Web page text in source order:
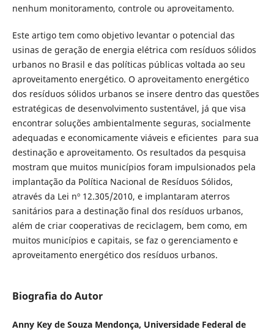
nenhum monitoramento, controle ou aproveitamento.
Este artigo tem como objetivo levantar o potencial das
usinas de geração de energia elétrica com resíduos sólidos
urbanos no Brasil e das políticas públicas voltada ao seu
aproveitamento energético. O aproveitamento energético
dos resíduos sólidos urbanos se insere dentro das questões
estratégicas de desenvolvimento sustentável, já que visa
encontrar soluções ambientalmente seguras, socialmente
adequadas e economicamente viáveis e eficientes para sua
destinação e aproveitamento. Os resultados da pesquisa
mostram que muitos municípios foram impulsionados pela
implantação da Política Nacional de Resíduos Sólidos,
através da Lei nº 12.305/2010, e implantaram aterros
sanitários para a destinação final dos resíduos urbanos,
além de criar cooperativas de reciclagem, bem como, em
muitos municípios e capitais, se faz o gerenciamento e
aproveitamento energético dos resíduos urbanos.
Biografia do Autor
Anny Key de Souza Mendonça, Universidade Federal de